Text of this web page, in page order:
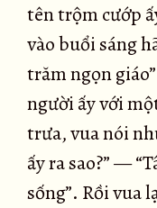
tên trộm cướp
vào buổi sáng
trăm ngọn
người ấy với
trưa, vua nói
ấy ra sao?” —
sống”. Rồi vua